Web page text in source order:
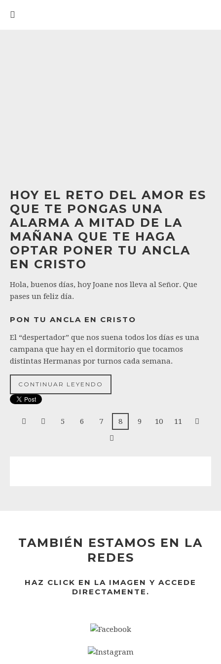
HOY EL RETO DEL AMOR ES
QUE TE PONGAS UNA
ALARMA A MITAD DE LA
MAÑANA QUE TE HAGA
OPTAR PONER TU ANCLA
EN CRISTO
Hola, buenos días, hoy Joane nos lleva al Señor. Que
pases un feliz día.
PON TU ANCLA EN CRISTO
El “despertador” que nos suena todos los días es una
campana que hay en el dormitorio que tocamos
distintas Hermanas por turnos cada semana.
CONTINUAR LEYENDO
5 6 7 8 9 10 11
TAMBIÉN ESTAMOS EN LA
REDES
HAZ CLICK EN LA IMAGEN Y ACCEDE
DIRECTAMENTE.